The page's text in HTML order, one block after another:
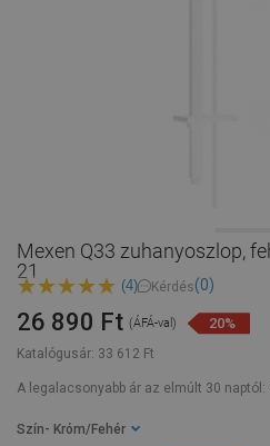
Mexen Q33 zuhanyoszlop,
21
(4) Kérdés(0)
Katalógusár: 33 612 Ft
26 890 Ft (ÁFÁ-val) 20%
A legalacsonyabb ár az elmúlt 30 naptól:
Szín - Króm/Fehér